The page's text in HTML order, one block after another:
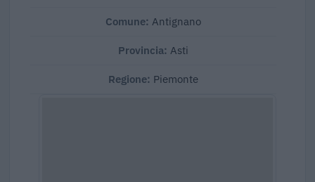
Comune: Antignano
Provincia: Asti
Regione: Piemonte